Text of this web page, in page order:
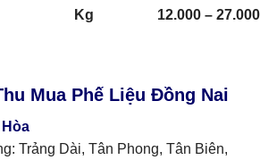
Kg 12.000 – 27.000
Mua Phế Liệu Đồng Nai
Trảng Dài, Tân Phong, Tân Biên,